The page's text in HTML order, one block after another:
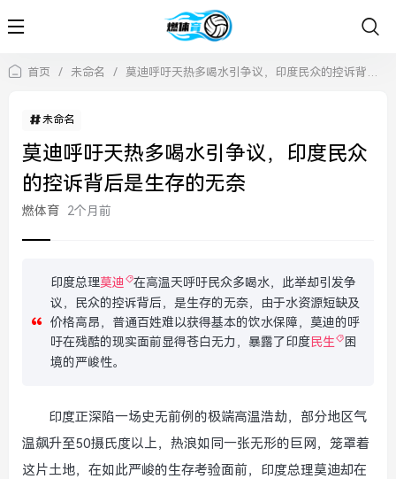
首页 / 未命名 / 莫迪呼吁天热多喝水引争议，印度民众的控诉背后是生存的无奈
未命名
莫迪呼吁天热多喝水引争议，印度民众
的控诉背后是生存的无奈
燃体育 2个月前
印度总理莫迪
在高温天呼吁民众多喝水，此举却引发争
议，民众的控诉背后，是生存的无奈，由于水资源短缺及
价格高昂，普通百姓难以获得基本的饮水保障，莫迪的呼
吁在残酷的现实面前显得苍白无力，暴露了印度民生
困
境的严峻性。
印度正深陷一场史无前例的极端高温浩劫，部分地区气
温飙升至50摄氏度以上，热浪如同一张无形的巨网，笼罩着
这片土地，在如此严峻的生存考验面前，印度总理莫迪却在